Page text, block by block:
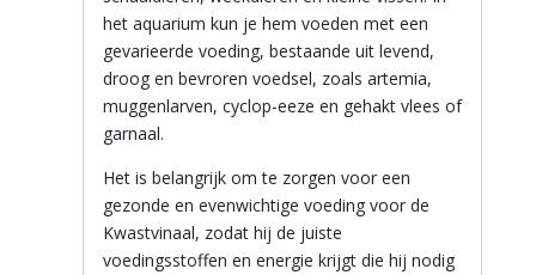
het aquarium kun je hem voeden met een
gevarieerde voeding, bestaande uit levend,
droog en bevroren voedsel, zoals artemia,
muggenlarven, cyclop-eeze en gehakt vlees of
garnaal.
Het is belangrijk om te zorgen voor een
gezonde en evenwichtige voeding voor de
Kwastvinaal, zodat hij de juiste
voedingsstoffen en energie krijgt die hij nodig